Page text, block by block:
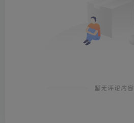
暂无评论内容